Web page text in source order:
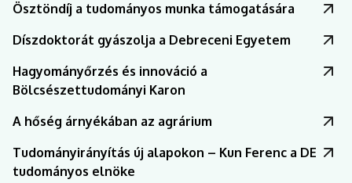
Ösztöndíj a tudományos munka támogatására
Díszdoktorát gyászolja a Debreceni Egyetem
Hagyományőrzés és innováció a
Bölcsészettudományi Karon
A hőség árnyékában az agrárium
Tudományirányítás új alapokon – Kun Ferenc a DE
tudományos elnöke